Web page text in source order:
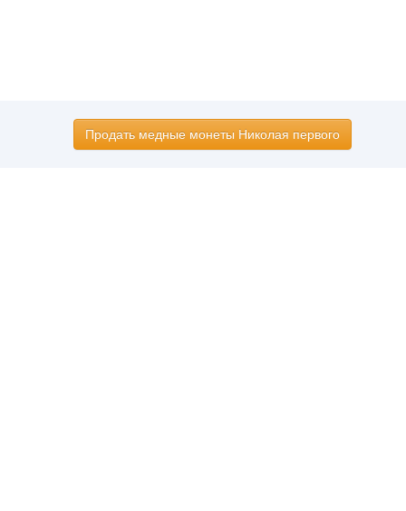
Продать медные монеты Николая первого